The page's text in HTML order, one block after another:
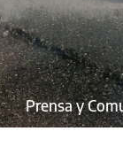
Prensa y